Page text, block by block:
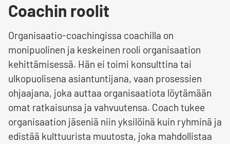
Coachin roolit
Organisaatio-coachingissa coachilla on
monipuolinen ja keskeinen rooli organisaation
kehittämisessä. Hän ei toimi konsulttina tai
ulkopuolisena asiantuntijana, vaan prosessien
ohjaajana, joka auttaa organisaatiota löytämään
omat ratkaisunsa ja vahvuutensa. Coach tukee
organisaation jäseniä niin yksilöinä kuin ryhminä ja
edistää kulttuurista muutosta, joka mahdollistaa